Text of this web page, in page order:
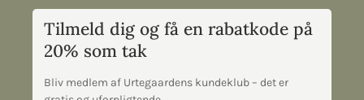
Tilmeld dig og få en rabatkode på
20% som tak
Bliv medlem af Urtegaardens kundeklub – det er